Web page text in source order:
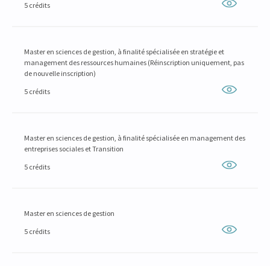
5 crédits
Master en sciences de gestion, à finalité spécialisée en stratégie et
management des ressources humaines (Réinscription uniquement, pas
de nouvelle inscription)
5 crédits
Master en sciences de gestion, à finalité spécialisée en management des
entreprises sociales et Transition
5 crédits
Master en sciences de gestion
5 crédits